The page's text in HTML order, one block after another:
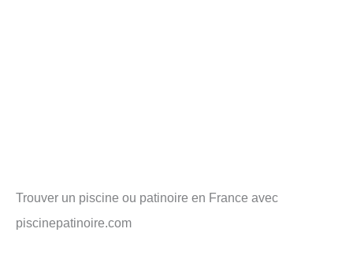
Trouver un piscine ou patinoire en France avec
piscinepatinoire.com